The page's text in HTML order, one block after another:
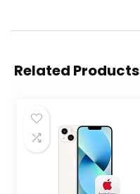
Related Products